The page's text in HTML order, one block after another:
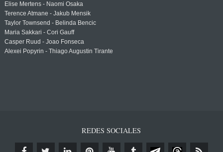
Elise Mertens - Naomi Osaka
Terence Atmane - Jakub Mensik
Taylor Townsend - Belinda Bencic
Maria Sakkari - Cori Gauff
Casper Ruud - Joao Fonseca
Alexei Popyrin - Thiago Augustin Tirante
REDES SOCIALES